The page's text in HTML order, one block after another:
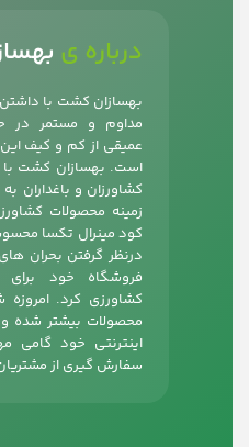
درباره ی
مداوم و مستمر در
عمیقی از کم و کیف
است. بهسازان کشت با
کشاورزان و باغداران
زمینه محصولات
کود مینرال تکسا
درنظر گرفتن بحران
فروشگاه خود
کشاورزی کرد.
محصولات بیشتر شده و
اینترنتی خود گامی
سفارش گیری از